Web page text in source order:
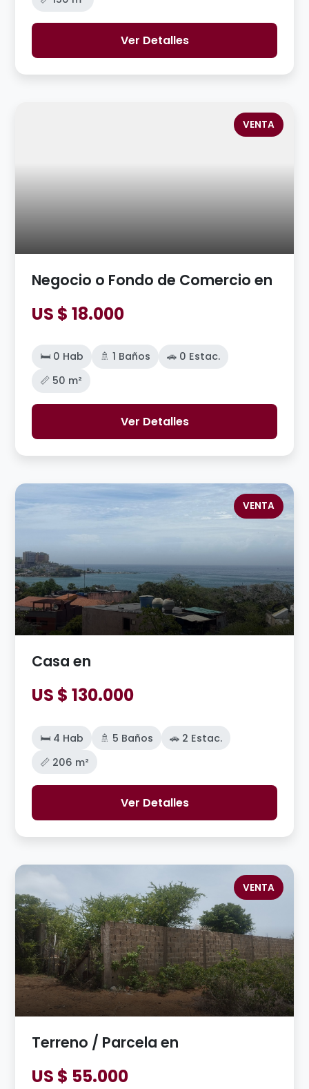
Ver Detalles
VENTA
Negocio o Fondo de Comercio en
US $ 18.000
🛏️ 0 Hab 🚿 1 Baños
🚗 0 Estac.
📏 50 m²
Ver Detalles
VENTA
Casa en
US $ 130.000
🛏️ 4 Hab 🚿 5 Baños
🚗 2 Estac.
📏 206 m²
Ver Detalles
VENTA
Terreno / Parcela en
US $ 55.000